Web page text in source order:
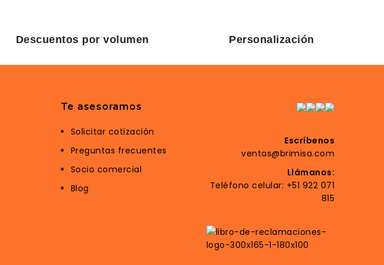
Descuentos por volumen Personalización
Te asesoramos
Solicitar cotización
Preguntas frecuentes
Socio comercial
Blog
Escríbenos
ventas@brimisa.com
Llámanos:
Teléfono celular: +51 922 071
815